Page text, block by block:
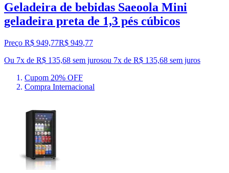
Geladeira de bebidas Saeoola Mini
geladeira preta de 1,3 pés cúbicos
Preço R$ 949,77R$ 949,77
Ou 7x de R$ 135,68 sem jurosou 7x de R$ 135,68 sem juros
Cupom 20% OFF
Compra Internacional